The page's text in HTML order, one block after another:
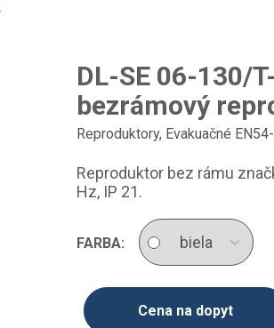
DL-SE 06-130/
bezrámový
Reproduktory, Evakuačné
Reproduktor bez rámu
Hz, IP 21.
FARBA:
Cena na dopyt